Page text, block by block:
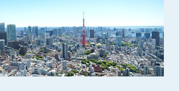
場合/li>
、申告事項に虚偽があった場合
者所定の手続き通りに会員申込手続き処
場合
員とすることを不適当と判断した場合
っても承認した会員が前項の何れかに該